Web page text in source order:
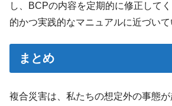
し、BCPの内容を定期的に修正して
的かつ実践的なマニュアルに近づいて
まとめ
複合災害は、私たちの想定外の事態が